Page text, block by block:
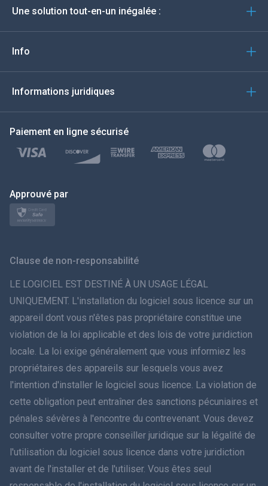
Türkçe
Polski
日本
ภาษาไทย
Dansk
हिंदी
עברית
Română
Ελληνικά
Une solution tout-en-un inégalée :
Info
Informations juridiques
Paiement en ligne sécurisé
Approuvé par
Clause de non-responsabilité
LE LOGICIEL EST DESTINÉ À UN USAGE LÉGAL
UNIQUEMENT. L'installation du logiciel sous licence sur un
appareil dont vous n'êtes pas propriétaire constitue une
violation de la loi applicable et des lois de votre juridiction
locale. La loi exige généralement que vous informiez les
propriétaires des appareils sur lesquels vous avez
l'intention d'installer le logiciel sous licence. La violation de
cette obligation peut entraîner des sanctions pécuniaires et
pénales sévères à l'encontre du contrevenant. Vous devez
consulter votre propre conseiller juridique sur la légalité de
l'utilisation du logiciel sous licence dans votre juridiction
avant de l'installer et de l'utiliser. Vous êtes seul